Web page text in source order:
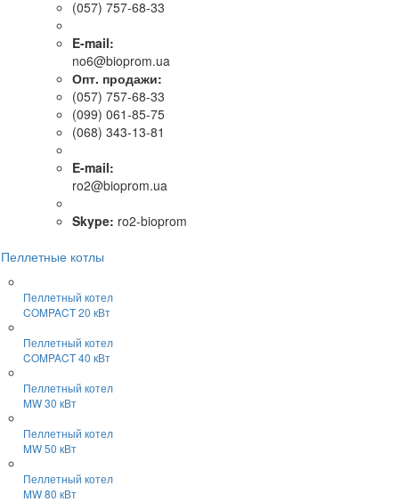
(057) 757-68-33
E-mail:
no6@bioprom.ua
Опт. продажи:
(057) 757-68-33
(099) 061-85-75
(068) 343-13-81
E-mail:
ro2@bioprom.ua
Skype: ro2-bioprom
Пеллетные котлы
Пеллетный котел
COMPACT 20 кВт
Пеллетный котел
COMPACT 40 кВт
Пеллетный котел
MW 30 кВт
Пеллетный котел
MW 50 кВт
Пеллетный котел
MW 80 кВт